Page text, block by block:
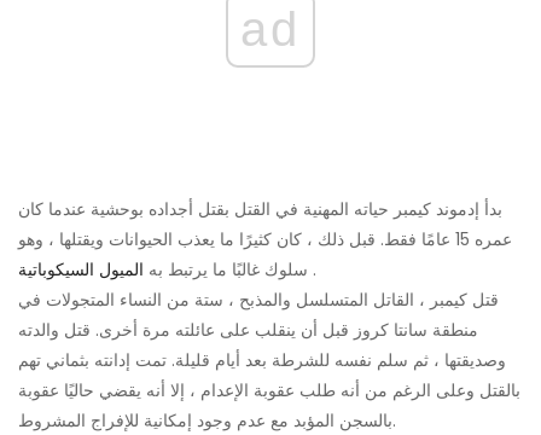
ad
بدأ إدموند كيمبر حياته المهنية في القتل بقتل أجداده بوحشية عندما كان
عمره 15 عامًا فقط. قبل ذلك ، كان كثيرًا ما يعذب الحيوانات ويقتلها ، وهو
سلوك غالبًا ما يرتبط به الميول السيكوباتية
.
قتل كيمبر ، القاتل المتسلسل والمذبح ، ستة من النساء المتجولات في
منطقة سانتا كروز قبل أن ينقلب على عائلته مرة أخرى. قتل والدته
وصديقتها ، ثم سلم نفسه للشرطة بعد أيام قليلة. تمت إدانته بثماني تهم
بالقتل وعلى الرغم من أنه طلب عقوبة الإعدام ، إلا أنه يقضي حاليًا عقوبة
بالسجن المؤبد مع عدم وجود إمكانية للإفراج المشروط.